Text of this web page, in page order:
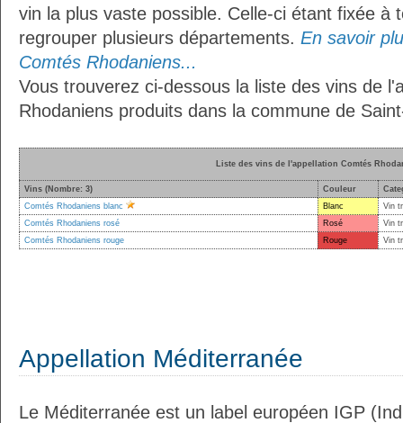
vin la plus vaste possible. Celle-ci étant fixée à
regrouper plusieurs départements. En savoir
Comtés Rhodaniens...
Vous trouverez ci-dessous la liste des vins de
Rhodaniens produits dans la commune de
Liste des vins de l'appellation Comtés
Vins (Nombre: 3) Couleur
Comtés Rhodaniens blanc
Blanc
Vin
Comtés Rhodaniens rosé
Rosé
Vin
Comtés Rhodaniens rouge
Rouge Vin
Appellation Méditerranée
Le Méditerranée est un label européen IGP